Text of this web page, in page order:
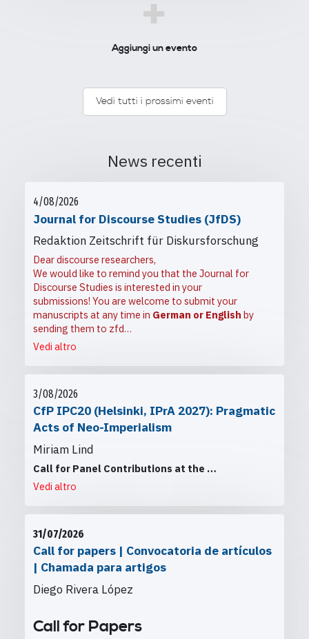
+
Aggiungi un evento
Vedi tutti i prossimi eventi
News recenti
4/08/2026
Journal for Discourse Studies (JfDS)
Redaktion Zeitschrift für Diskursforschung
Dear discourse researchers,
We would like to remind you that the Journal for
Discourse Studies is interested in your
submissions! You are welcome to submit your
manuscripts at any time in German or English by
sending them to zfd…
Vedi altro
3/08/2026
CfP IPC20 (Helsinki, IPrA 2027): Pragmatic
Acts of Neo-Imperialism
Miriam Lind
Call for Panel Contributions at the …
Vedi altro
31/07/2026
Call for papers | Convocatoria de artículos
| Chamada para artigos
Diego Rivera López
Call for Papers